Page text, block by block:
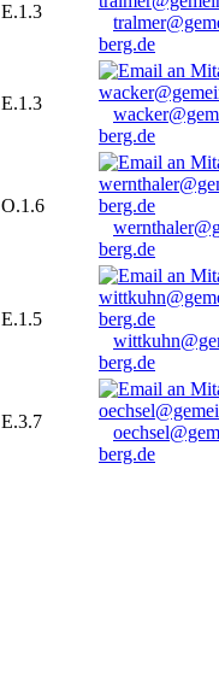
E.1.3
berg.de
E.1.3
berg.de
O.1.6
berg.de
E.1.5
berg.de
E.3.7
berg.de